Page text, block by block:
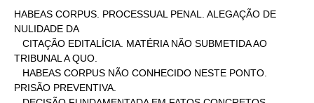
HABEAS CORPUS. PROCESSUAL PENAL. ALEGAÇÃO DE
NULIDADE DA
TRIBUNAL A QUO.
PRISÃO PREVENTIVA.